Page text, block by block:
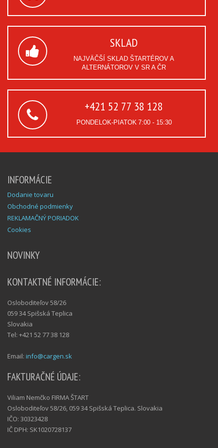
SKLAD
NAJVÄČŠÍ SKLAD ŠTARTÉROV A
ALTERNÁTOROV V SR A ČR
+421 52 77 38 128
PONDELOK-PIATOK 7:00 - 15:30
INFORMÁCIE
Dodanie tovaru
Obchodné podmienky
REKLAMAČNÝ PORIADOK
Cookies
NOVINKY
KONTAKTNÉ INFORMÁCIE:
Osloboditeľov 58/26
059 34 Spišská Teplica
Slovakia
Tel: +421 52 77 38 128
Email: info@cargen.sk
FAKTURAČNÉ ÚDAJE:
Viliam Nemčko FIRMA ŠTART
Osloboditeľov 58/26, 059 34 Spišská Teplica. Slovakia
IČO: 30323428
IČ DPH: SK1020728137